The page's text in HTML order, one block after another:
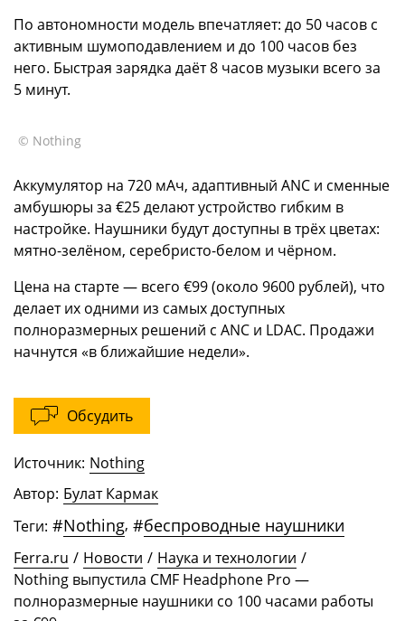
По автономности модель впечатляет: до 50 часов с
активным шумоподавлением и до 100 часов без
него. Быстрая зарядка даёт 8 часов музыки всего за
5 минут.
© Nothing
Аккумулятор на 720 мАч, адаптивный ANC и сменные
амбушюры за €25 делают устройство гибким в
настройке. Наушники будут доступны в трёх цветах:
мятно-зелёном, серебристо-белом и чёрном.
Цена на старте — всего €99 (около 9600 рублей), что
делает их одними из самых доступных
полноразмерных решений с ANC и LDAC. Продажи
начнутся «в ближайшие недели».
Обсудить
Источник: Nothing
Автор: Булат Кармак
Теги: #Nothing, #беспроводные наушники
Ferra.ru / Новости / Наука и технологии /
Nothing выпустила CMF Headphone Pro —
полноразмерные наушники со 100 часами работы